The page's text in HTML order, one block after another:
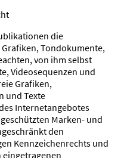
die
Tondokumente,
von ihm selbst
Videosequenzen und
Grafiken,
und Texte
Internetangebotes
Marken- und
den
Kennzeichenrechts und
eingetragenen